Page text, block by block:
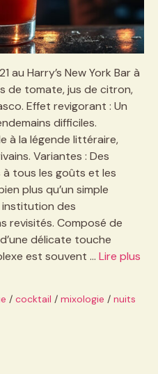
au Harry’s New York Bar à
de tomate, jus de citron,
Effet revigorant : Un
difficiles.
à la légende littéraire,
Variantes : Des
tous les goûts et les
plus qu’un simple
institution des
revisités. Composé de
délicate touche
est souvent … Lire plus
/ cocktail / mixologie / nuits